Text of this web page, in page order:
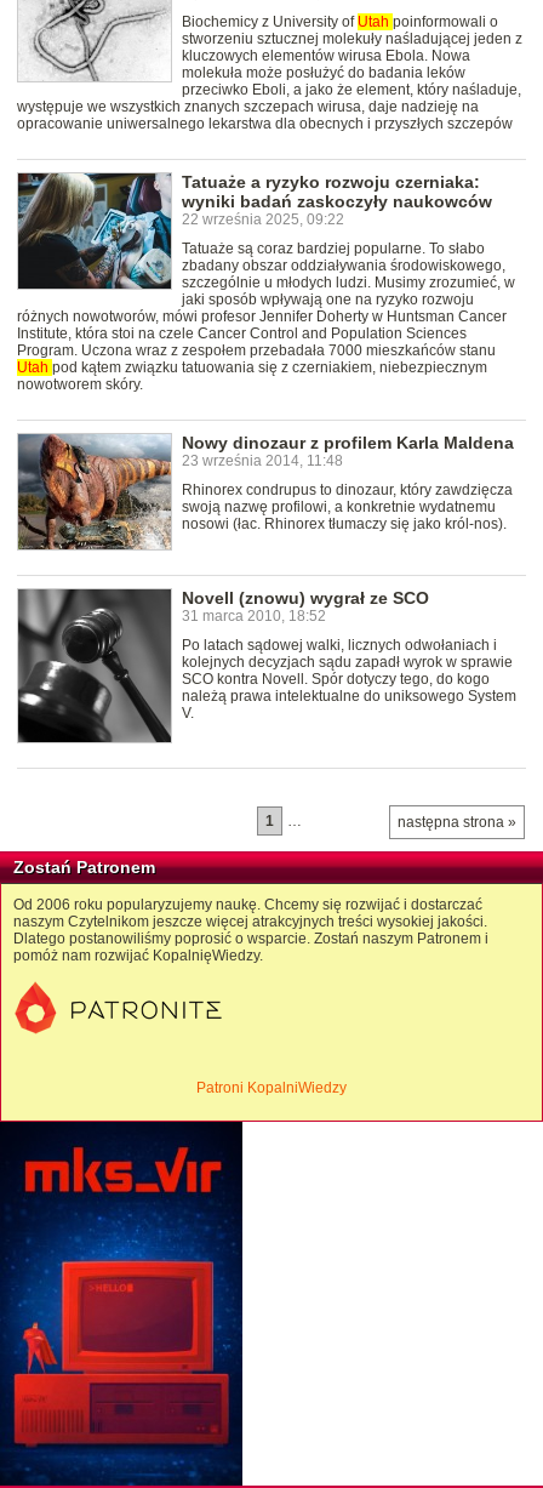
Biochemicy z University of Utah poinformowali o
stworzeniu sztucznej molekuły naśladującej jeden z
kluczowych elementów wirusa Ebola. Nowa
molekuła może posłużyć do badania leków
przeciwko Eboli, a jako że element, który naśladuje,
występuje we wszystkich znanych szczepach wirusa, daje nadzieję na
opracowanie uniwersalnego lekarstwa dla obecnych i przyszłych szczepów
Tatuaże a ryzyko rozwoju czerniaka:
wyniki badań zaskoczyły naukowców
22 września 2025, 09:22
Tatuaże są coraz bardziej popularne. To słabo
zbadany obszar oddziaływania środowiskowego,
szczególnie u młodych ludzi. Musimy zrozumieć, w
jaki sposób wpływają one na ryzyko rozwoju
różnych nowotworów, mówi profesor Jennifer Doherty w Huntsman Cancer
Institute, która stoi na czele Cancer Control and Population Sciences
Program. Uczona wraz z zespołem przebadała 7000 mieszkańców stanu
Utah pod kątem związku tatuowania się z czerniakiem, niebezpiecznym
nowotworem skóry.
Nowy dinozaur z profilem Karla Maldena
23 września 2014, 11:48
Rhinorex condrupus to dinozaur, który zawdzięcza
swoją nazwę profilowi, a konkretnie wydatnemu
nosowi (łac. Rhinorex tłumaczy się jako król-nos).
Novell (znowu) wygrał ze SCO
31 marca 2010, 18:52
Po latach sądowej walki, licznych odwołaniach i
kolejnych decyzjach sądu zapadł wyrok w sprawie
SCO kontra Novell. Spór dotyczy tego, do kogo
należą prawa intelektualne do uniksowego System
V.
następna strona »
1 …
Zostań Patronem
Od 2006 roku popularyzujemy naukę. Chcemy się rozwijać i dostarczać
naszym Czytelnikom jeszcze więcej atrakcyjnych treści wysokiej jakości.
Dlatego postanowiliśmy poprosić o wsparcie. Zostań naszym Patronem i
pomóż nam rozwijać KopalnięWiedzy.
Patroni KopalniWiedzy